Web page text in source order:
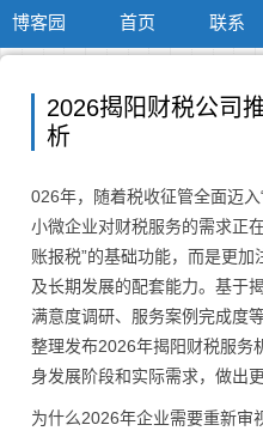
博客园 首页 联系
2026揭阳财税公司
析
026年，随着税收征管全面迈
小微企业对财税服务的需求正
账报税”的基础功能，而是更
及长期发展的配套能力。基于
满意度调研、服务案例完成度
整理发布2026年揭阳财税服务
身发展阶段和实际需求，做出
为什么2026年企业需要重新审